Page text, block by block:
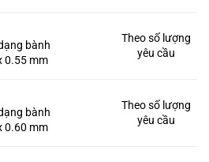
bành
0.55 mm
Theo số lượng
yêu cầu
bành
0.60 mm
Theo số lượng
yêu cầu